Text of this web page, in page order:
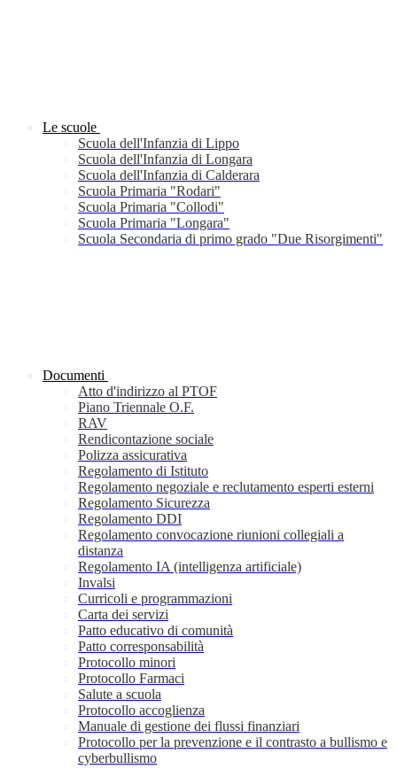
Le scuole
Scuola dell'Infanzia di Lippo
Scuola dell'Infanzia di Longara
Scuola dell'Infanzia di Calderara
Scuola Primaria "Rodari"
Scuola Primaria "Collodi"
Scuola Primaria "Longara"
Scuola Secondaria di primo grado "Due Risorgimenti"
Documenti
Atto d'indirizzo al PTOF
Piano Triennale O.F.
RAV
Rendicontazione sociale
Polizza assicurativa
Regolamento di Istituto
Regolamento negoziale e reclutamento esperti esterni
Regolamento Sicurezza
Regolamento DDI
Regolamento convocazione riunioni collegiali a
distanza
Regolamento IA (intelligenza artificiale)
Invalsi
Curricoli e programmazioni
Carta dei servizi
Patto educativo di comunità
Patto corresponsabilità
Protocollo minori
Protocollo Farmaci
Salute a scuola
Protocollo accoglienza
Manuale di gestione dei flussi finanziari
Protocollo per la prevenzione e il contrasto a bullismo e
cyberbullismo